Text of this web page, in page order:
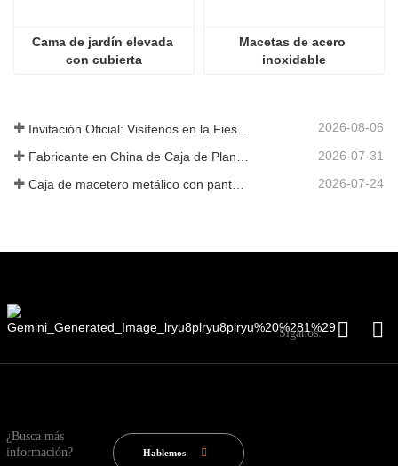
Cama de jardín elevada
con cubierta
Macetas de acero
inoxidable
2026-08-06
2026-07-31
Caja de macetero metálico con pantalla de privacidad y enrejado: por qué más compradores globales eligen fabricantes OEM chinos para proyectos de jardín al aire libre 2026-07-24
Síganos:
¿Busca más
información?
Hablemos